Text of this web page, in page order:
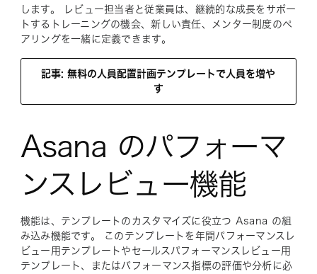
します。 レビュー担当者と従業員は、継続的な成長をサポー
トするトレーニングの機会、新しい責任、メンター制度のペ
アリングを一緒に定義できます。
記事: 無料の人員配置計画テンプレートで人員を増や
す
Asana のパフォーマ
ンスレビュー機能
機能は、テンプレートのカスタマイズに役立つ Asana の組
み込み機能です。 このテンプレートを年間パフォーマンスレ
ビュー用テンプレートやセールスパフォーマンスレビュー用
テンプレート、またはパフォーマンス指標の評価や分析に必